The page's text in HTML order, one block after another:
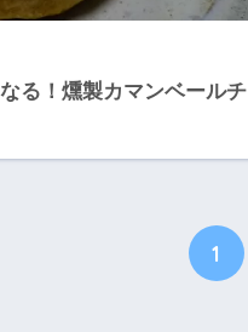
る！燻製カマンベールチ
1